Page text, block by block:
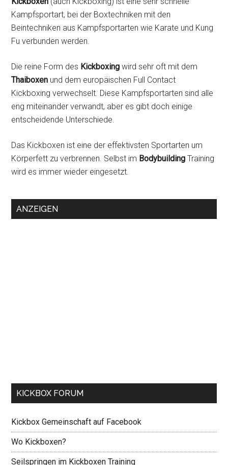
Kampfsportart, bei der Boxtechniken mit den
Beintechniken aus Kampfsportarten wie Karate und Kung
Fu verbunden werden.
Die reine Form des Kickboxing wird sehr oft mit dem
Thaiboxen und dem europäischen Full Contact
Kickboxing verwechselt. Diese Kampfsportarten sind alle
eng miteinander verwandt, aber es gibt doch einige
entscheidende Unterschiede.
Das Kickboxen ist eine der effektivsten Sportarten um
Körperfett zu verbrennen. Selbst im Bodybuilding Training
wird es immer wieder eingesetzt.
ANZEIGEN
KICKBOX FORUM
Kickbox Gemeinschaft auf Facebook
Wo Kickboxen?
Seilspringen im Kickboxen Training